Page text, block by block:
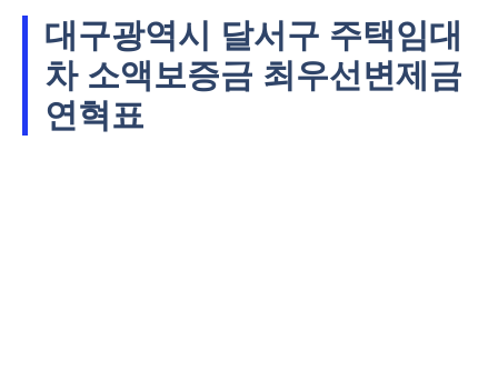
대구광역시 달서구 주택임대
차 소액보증금 최우선변제금
연혁표